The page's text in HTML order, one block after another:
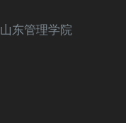
山东管理学院